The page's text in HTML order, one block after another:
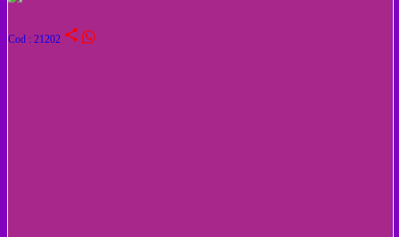
Cod : 21202 share